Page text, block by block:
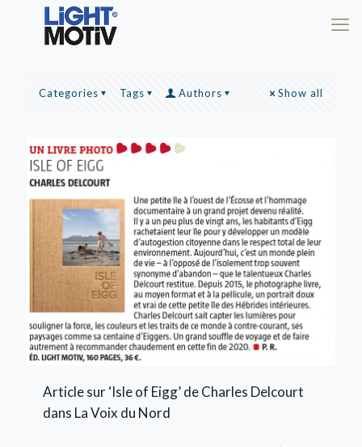
Categories Tags Authors Show all
Article sur ‘Isle of Eigg’ de Charles Delcourt
dans La Voix du Nord